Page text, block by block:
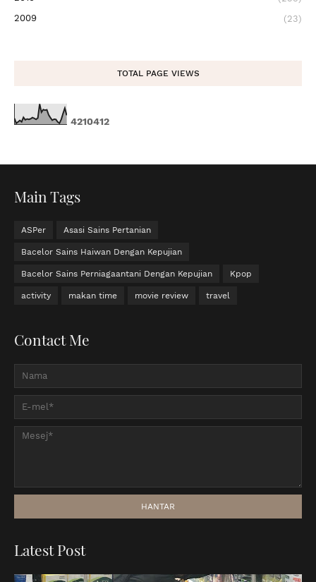
2009
(23)
TOTAL PAGE VIEWS
4210412
Main Tags
ASPer Asasi Sains Pertanian
Bacelor Sains Haiwan Dengan Kepujian
Bacelor Sains Perniagaantani Dengan Kepujian Kpop
activity makan time movie review travel
Contact Me
Latest Post